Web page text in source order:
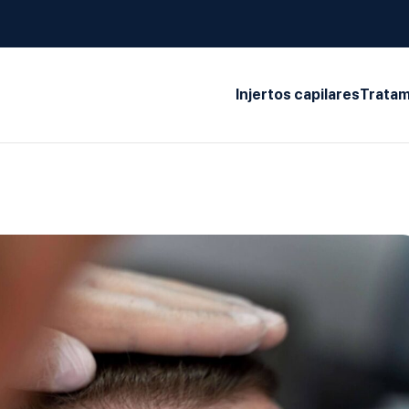
Injertos capilares